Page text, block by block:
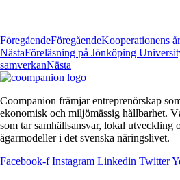
FöregåendeFöregåendeKooperationens
NästaFöreläsning på Jönköping
samverkanNästa
Coompanion främjar entreprenörskap
ekonomisk och miljömässig hållbarhet.
som tar samhällsansvar, lokal utveckling
ägarmodeller i det svenska näringslivet.
Facebook-f Instagram Linkedin Twitter